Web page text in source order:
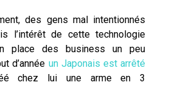
des gens mal intentionnés
l’intérêt de cette technologie
place des business un peu
d’année un Japonais est arrêté
chez lui une arme en 3